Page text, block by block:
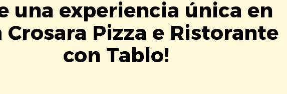
una experiencia única en
Crosara Pizza e Ristorante
con Tablo!